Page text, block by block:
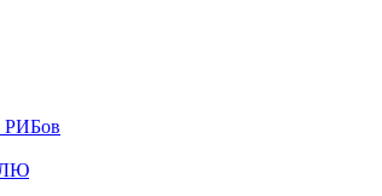
РИБов